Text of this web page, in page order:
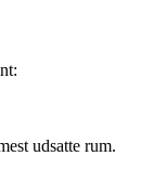
udsatte rum.